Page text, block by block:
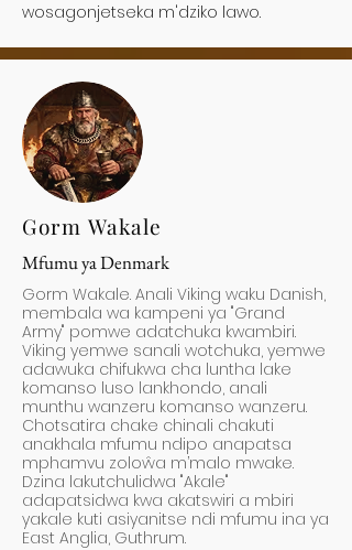
wosagonjetseka m'dziko lawo.
Gorm Wakale
Mfumu ya Denmark
Gorm Wakale. Anali Viking waku Danish,
membala wa kampeni ya "Grand
Army" pomwe adatchuka kwambiri.
Viking yemwe sanali wotchuka, yemwe
adawuka chifukwa cha luntha lake
komanso luso lankhondo, anali
munthu wanzeru komanso wanzeru.
Chotsatira chake chinali chakuti
anakhala mfumu ndipo anapatsa
mphamvu zoloŵa m’malo mwake.
Dzina lakutchulidwa "Akale"
adapatsidwa kwa akatswiri a mbiri
yakale kuti asiyanitse ndi mfumu ina ya
East Anglia, Guthrum.